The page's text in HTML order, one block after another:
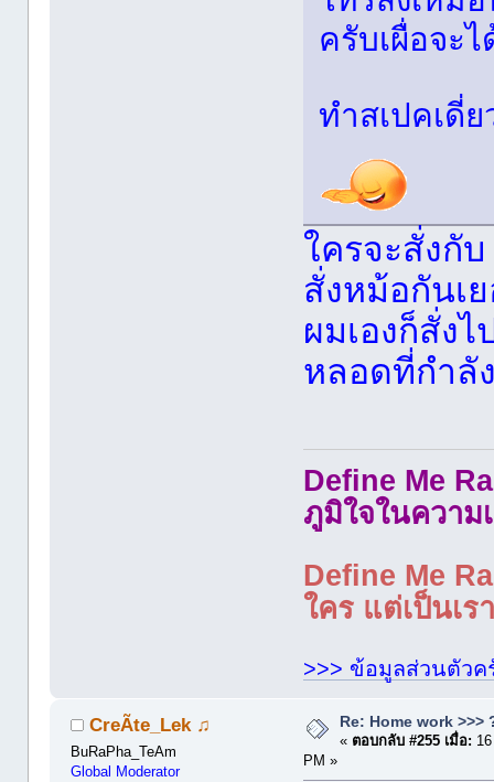
ครับเผื่อจะ
ทำสเปคเดี่
ใครจะสั่งกั
สั่งหม้อกันเ
ผมเองก็สั่ง
หลอดที่กำลั
Define Me
ภูมิใจในความ
Define Me
ใคร แต่เป็นเ
>>> ข้อมูลส่วนตัวค
CreÃte_Lek ♫
BuRaPha_TeAm
Global Moderator
Re: Home work >>>
« ตอบกลับ #255 เมื่อ:
PM »